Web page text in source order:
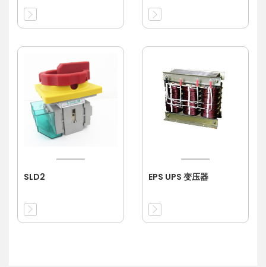
SLD2 EPS UPS 变压器